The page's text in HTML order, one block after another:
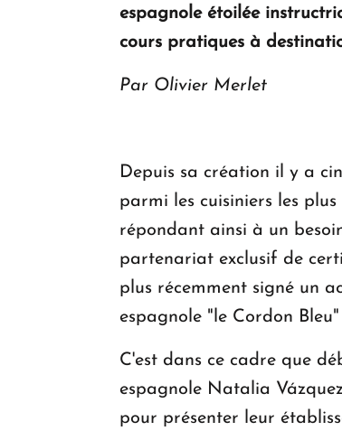
espagnole étoilée
cours pratiques à
Par Olivier Merlet
Depuis sa création il y a
parmi les cuisiniers les
répondant ainsi à un
partenariat exclusif de
plus récemment signé un
espagnole "le Cordon
C'est dans ce cadre que
espagnole Natalia
pour présenter leur